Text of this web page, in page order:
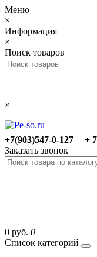
Меню
×
Информация
×
Поиск товаров
×
+7(903)547-0-127
+
Заказать звонок
0 руб. 0
Список категорий